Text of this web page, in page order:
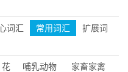
词汇 常用词汇
扩展词
花 哺乳动物
家畜家禽